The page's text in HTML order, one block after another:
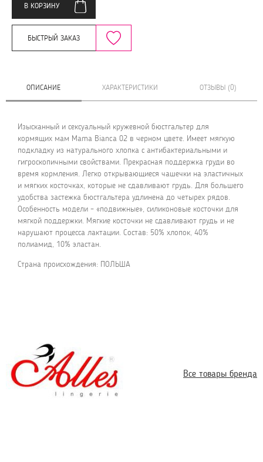
В КОРЗИНУ
БЫСТРЫЙ ЗАКАЗ
ОПИСАНИЕ ХАРАКТЕРИСТИКИ ОТЗЫВЫ (0)
Изысканный и сексуальный кружевной бюстгальтер для
кормящих мам Mama Bianca 02 в черном цвете. Имеет мягкую
подкладку из натурального хлопка с антибактериальными и
гигроскопичными свойствами. Прекрасная поддержка груди во
время кормления. Легко открывающиеся чашечки на эластичных
и мягких косточках, которые не сдавливают грудь. Для большего
удобства застежка бюстгальтера удлинена до четырех рядов.
Особенность модели – «подвижные», силиконовые косточки для
мягкой поддержки. Мягкие косточки не сдавливают грудь и не
нарушают процесса лактации. Состав: 50% хлопок, 40%
полиамид, 10% эластан.
Страна происхождения: ПОЛЬША
Все товары бренда